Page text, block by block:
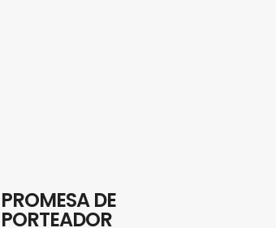
PROMESA DE
PORTEADOR